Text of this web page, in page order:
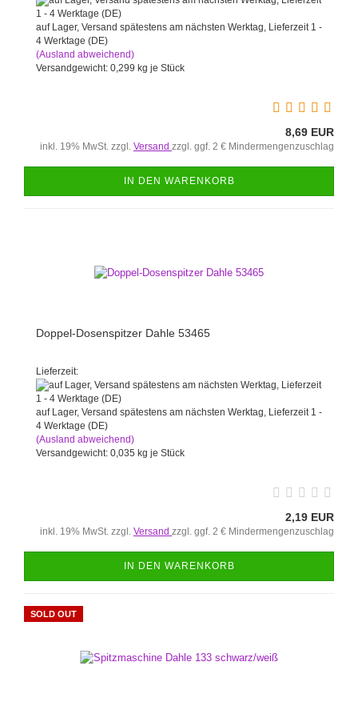
auf Lager, Versand spätestens am nächsten Werktag, Lieferzeit 1 -
4 Werktage (DE)
(Ausland abweichend)
Versandgewicht: 0,299 kg je Stück
8,69 EUR
inkl. 19% MwSt. zzgl. Versand zzgl. ggf. 2 € Mindermengenzuschlag
IN DEN WARENKORB
Doppel-Dosenspitzer Dahle 53465
Lieferzeit:
auf Lager, Versand spätestens am nächsten Werktag, Lieferzeit 1 -
4 Werktage (DE)
(Ausland abweichend)
Versandgewicht: 0,035 kg je Stück
2,19 EUR
inkl. 19% MwSt. zzgl. Versand zzgl. ggf. 2 € Mindermengenzuschlag
IN DEN WARENKORB
SOLD OUT